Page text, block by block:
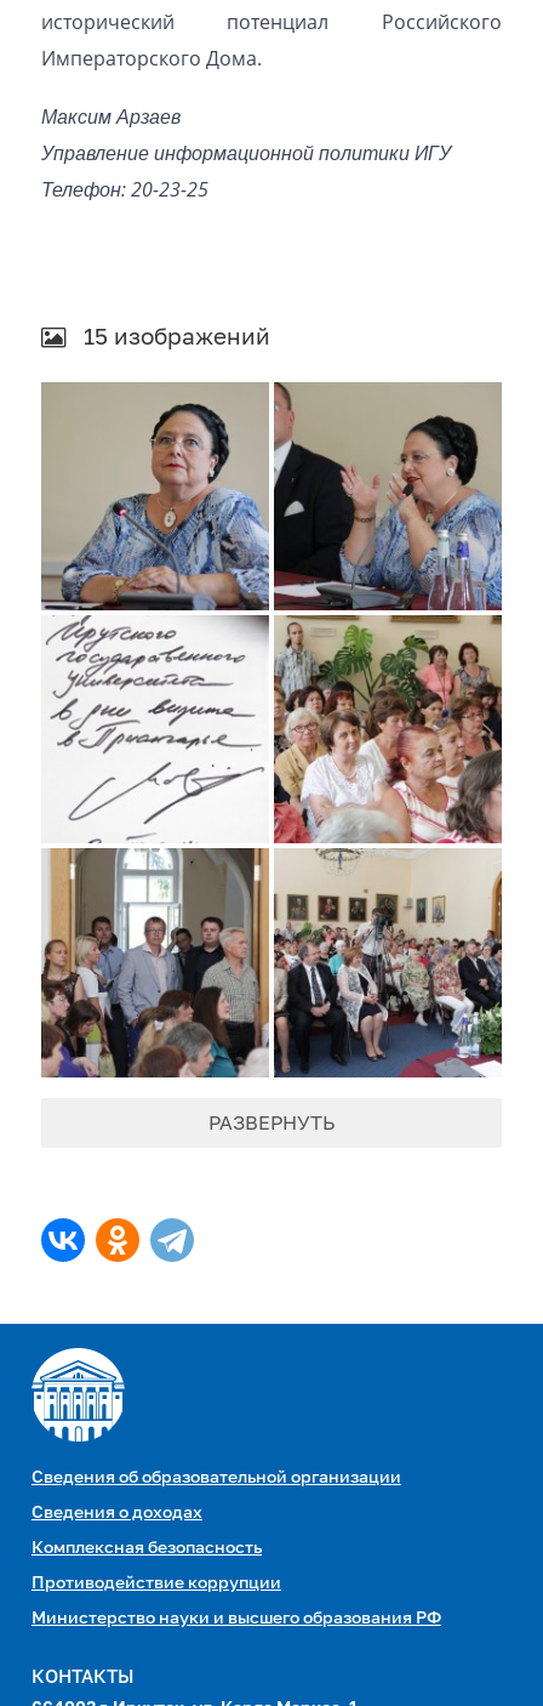
исторический потенциал Российского
Императорского Дома.
Максим Арзаев
Управление информационной политики ИГУ
Телефон: 20-23-25
15 изображений
РАЗВЕРНУТЬ
Сведения об образовательной организации
Сведения о доходах
Комплексная безопасность
Противодействие коррупции
Министерство науки и высшего образования РФ
КОНТАКТЫ